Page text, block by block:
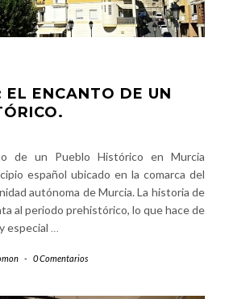
ENCANTO DE UN
de un Pueblo Histórico en Murcia
español ubicado en la comarca del
autónoma de Murcia. La historia de
al periodo prehistórico, lo que hace de
especial …
- 0 Comentarios